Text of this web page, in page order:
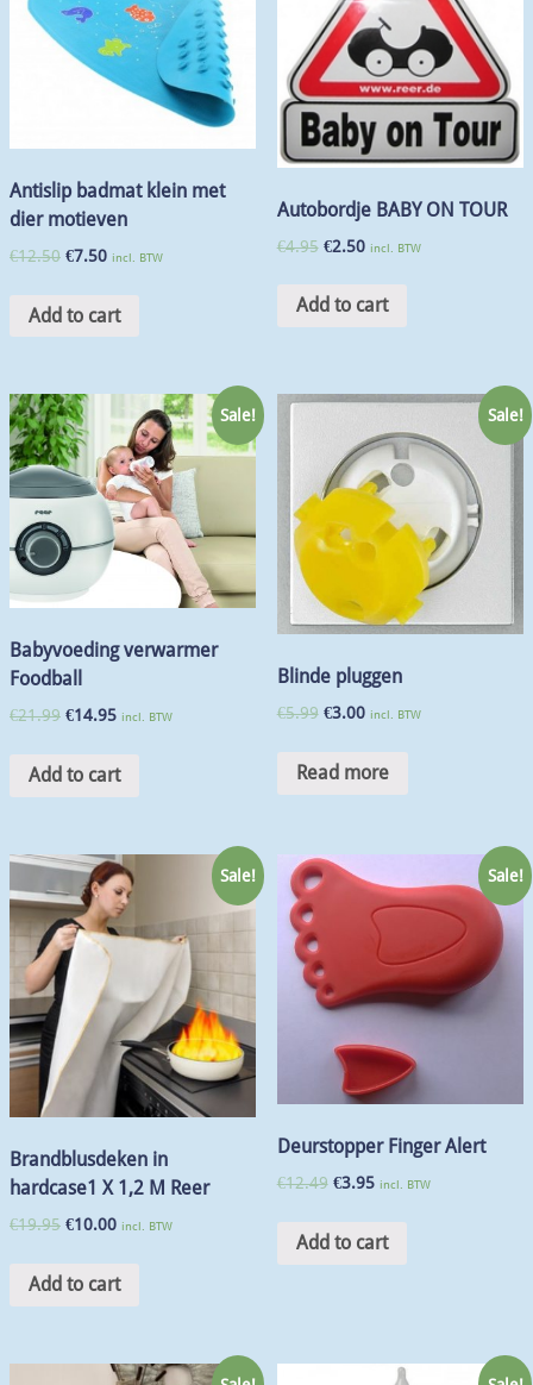
Antislip badmat klein met
dier motieven
€12.50 €7.50 incl. BTW
Add to cart
Autobordje BABY ON TOUR
€4.95 €2.50 incl. BTW
Add to cart
Sale!
Babyvoeding verwarmer
Foodball
€21.99 €14.95 incl. BTW
Add to cart
Sale!
Blinde pluggen
€5.99 €3.00 incl. BTW
Read more
Sale!
Brandblusdeken in
hardcase1 X 1,2 M Reer
€19.95 €10.00 incl. BTW
Add to cart
Sale!
Deurstopper Finger Alert
€12.49 €3.95 incl. BTW
Add to cart